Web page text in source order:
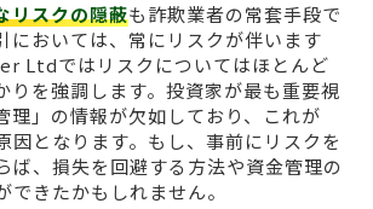
リスクの隠蔽も詐欺業者の常套手段で
においては、常にリスクが伴います
Ltdではリスクについてはほとんど
りを強調します。投資家が最も重要視
理」の情報が欠如しており、これが
因となります。もし、事前にリスクを
ば、損失を回避する方法や資金管理の
できたかもしれません。